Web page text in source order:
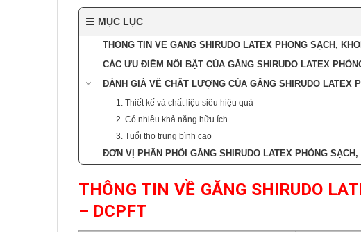
MỤC LỤC
THÔNG TIN VỀ GĂNG SHIRUDO LATEX PHÒNG SẠCH,
CÁC ƯU ĐIỂM NỔI BẬT CỦA GĂNG SHIRUDO LATEX
ĐÁNH GIÁ VỀ CHẤT LƯỢNG CỦA GĂNG SHIRUDO LATEX
1. Thiết kế và chất liệu siêu hiệu quả
2. Có nhiều khả năng hữu ích
3. Tuổi thọ trung bình cao
ĐƠN VỊ PHÂN PHỐI GĂNG SHIRUDO LATEX PHÒNG
THÔNG TIN VỀ GĂNG SHIRUDO
– DCPFT